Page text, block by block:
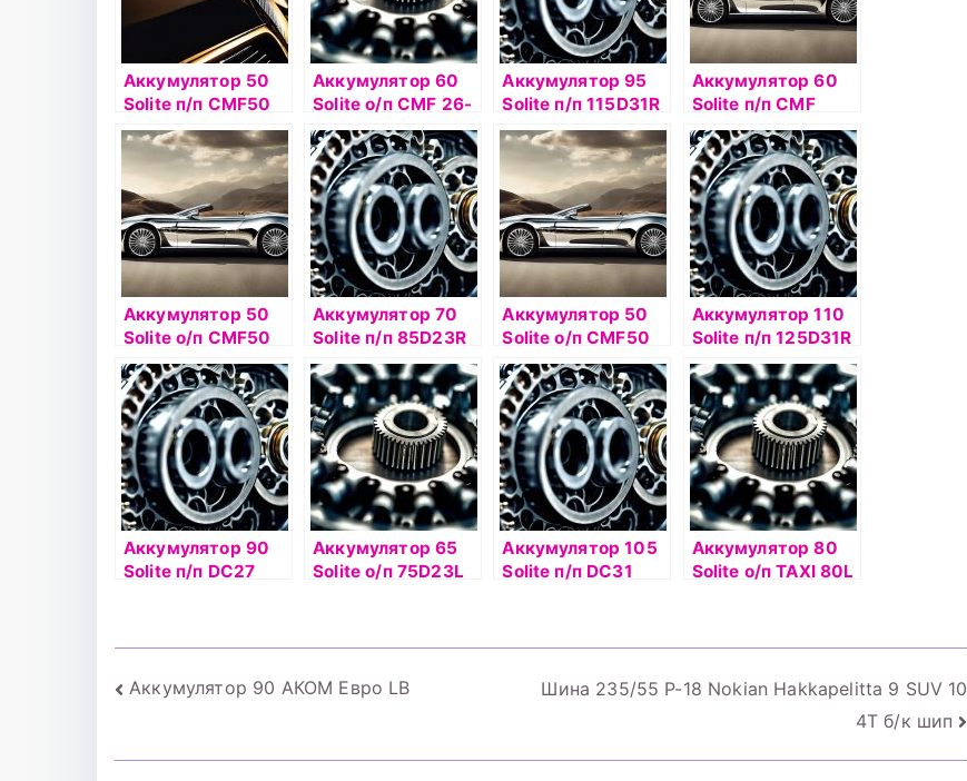
Аккумулятор 50
Solite п/п CMF50
AR
Аккумулятор 60
Solite о/п CMF 26-
550
Аккумулятор 95
Solite п/п 115D31R
Аккумулятор 60
Solite п/п CMF
26R-550
Аккумулятор 50
Solite о/п CMF50
AL
Аккумулятор 70
Solite п/п 85D23R
Аккумулятор 50
Solite о/п CMF50
AL
Аккумулятор 110
Solite п/п 125D31R
Аккумулятор 90
Solite п/п DC27
Аккумулятор 65
Solite о/п 75D23L
Аккумулятор 105
Solite п/п DC31
Аккумулятор 80
Solite о/п TAXI 80L
Навигация
Аккумулятор 90 АКОМ Евро LB
Шина 235/55 Р-18 Nokian Hakkapelitta 9 SUV 10
4T б/к шип